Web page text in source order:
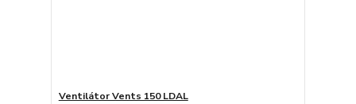
Ventilátor Vents 150 LDAL